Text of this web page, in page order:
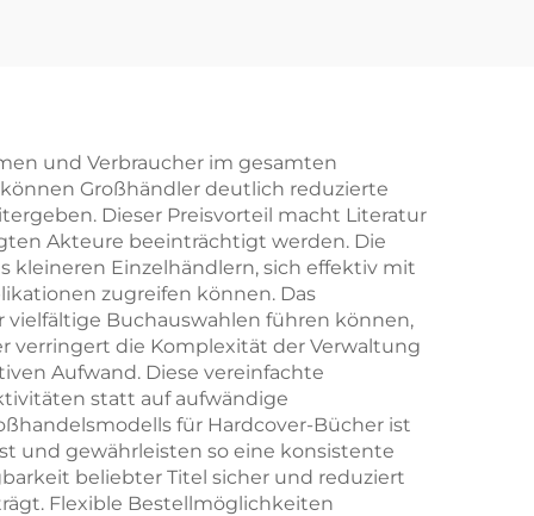
und Verbraucher im gesamten
Großhändler deutlich reduzierte
Dieser Preisvorteil macht Literatur
Akteure beeinträchtigt werden. Die
kleineren Einzelhändlern, sich effektiv mit
zugreifen können. Das
Buchauswahlen führen können,
verringert die Komplexität der Verwaltung
Aufwand. Diese vereinfachte
statt auf aufwändige
für Hardcover-Bücher ist
und gewährleisten so eine konsistente
beliebter Titel sicher und reduziert
Flexible Bestellmöglichkeiten